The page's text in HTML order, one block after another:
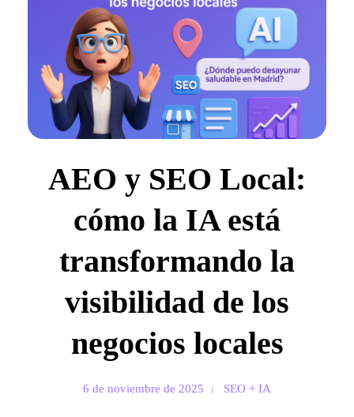
AEO y SEO Local:
cómo la IA está
transformando la
visibilidad de los
negocios locales
6 de noviembre de 2025 SEO + IA